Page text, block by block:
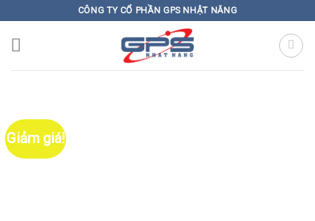
CÔNG TY CỔ PHẦN GPS NHẬT NĂNG
Giảm giá!